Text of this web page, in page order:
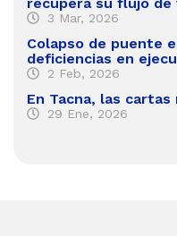
3 Mar, 2026
Colapso de puente
deficiencias en
2 Feb, 2026
En Tacna, las
29 Ene, 2026